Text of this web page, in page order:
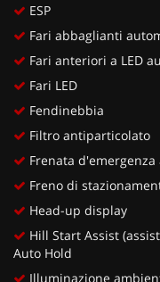
ESP
Fari abbaglianti
Fari anteriori a LED
Fari LED
Fendinebbia
Filtro antiparticolato
Frenata d'emergenza
Freno di
Head-up display
Hill Start Assist
Auto Hold
Illuminazione